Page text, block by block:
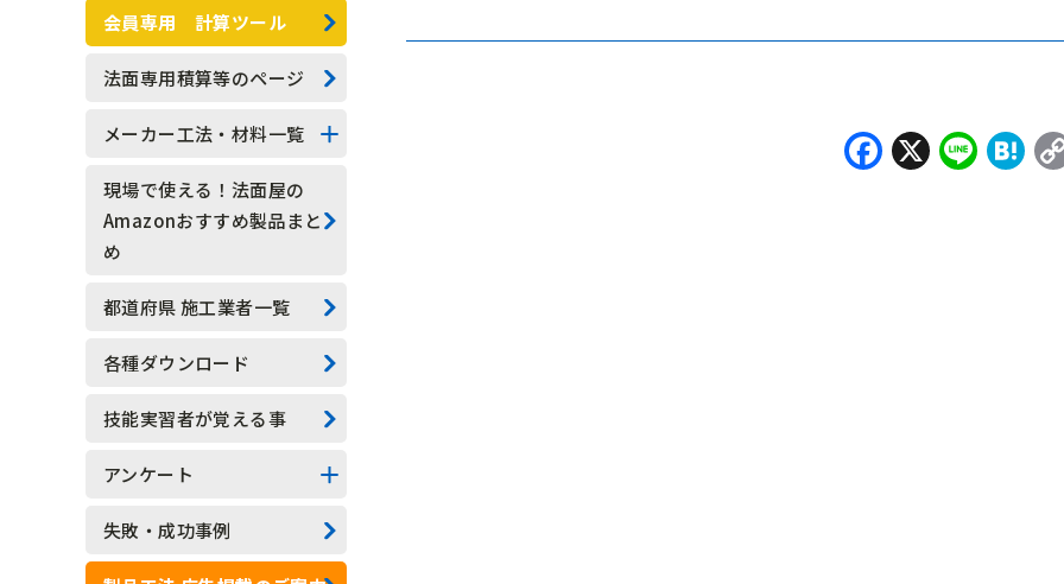
Facebook
X Line
専門用語
技能実習生
水抜きロックボルト
水抜きボーリング
現場吹付法枠工
モルタル吹付工
植生基材吹付工
グラウンドアンカー工
ロックボルト工
足場工
会員専用 計算ツール
法面専用積算等のページ
メーカー工法・材料一覧
法面系
測定器具系
アンカー系
その他
現場で使える！法面屋の
Amazonおすすめ製品まと
め
都道府県 施工業者一覧
各種ダウンロード
技能実習者が覚える事
アンケート
アンケート結果一覧
失敗・成功事例